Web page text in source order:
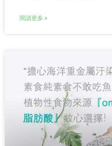
閱讀更多 »